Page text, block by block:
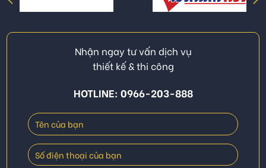
Nhận ngay tư vấn dịch vụ
thiết kế & thi công
HOTLINE: 0966-203-888